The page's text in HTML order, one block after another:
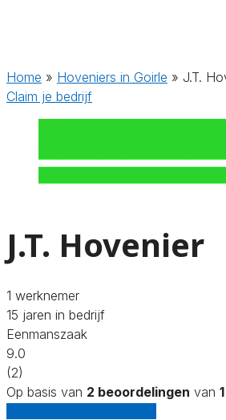
Home » Hoveniers in Goirle » J.T.
Claim je bedrijf
J.T. Hovenier
1 werknemer
15 jaren in bedrijf
Eenmanszaak
9.0
(2)
Op basis van 2 beoordelingen van